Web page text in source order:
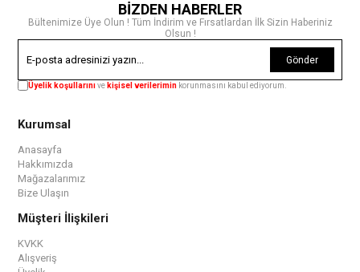
BİZDEN HABERLER
Bültenimize Üye Olun ! Tüm İndirim ve Fırsatlardan İlk Sizin Haberiniz
Olsun !
Gönder
Üyelik koşullarınıve kişisel verilerimin korunmasını kabul ediyorum.
Kurumsal
Anasayfa
Hakkımızda
Mağazalarımız
Bize Ulaşın
Müşteri İlişkileri
KVKK
Alışveriş